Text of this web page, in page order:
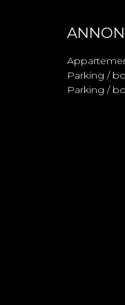
Parking /
Parking /